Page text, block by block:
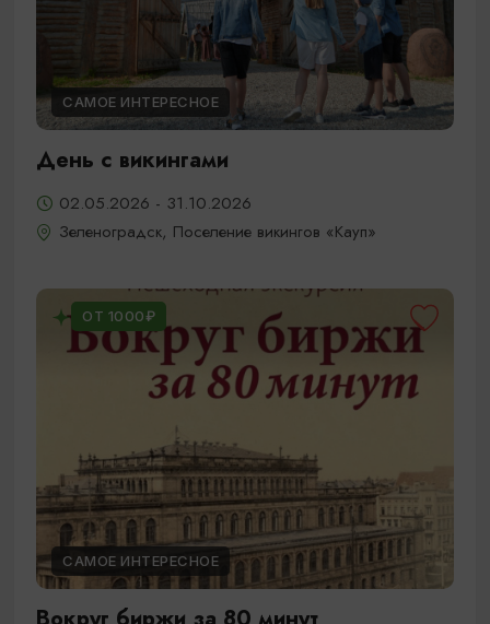
САМОЕ ИНТЕРЕСНОЕ
День с викингами
02.05.2026 - 31.10.2026
Зеленоградск, Поселение викингов «Кауп»
ОТ 1000₽
САМОЕ ИНТЕРЕСНОЕ